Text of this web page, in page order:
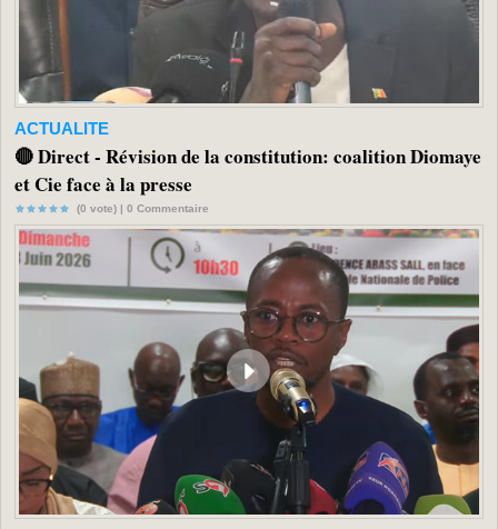
ACTUALITE
🔴 Direct - Révision de la constitution: coalition Diomaye
et Cie face à la presse
(0 vote) | 0 Commentaire